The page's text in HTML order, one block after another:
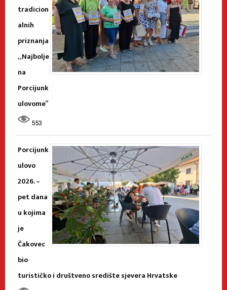
tradicion
alnih
priznanja
„Najbolje
na
Porcijunk
ulovome”
553
Porcijunk
ulovo
2026. –
pet dana
u kojima
je
Čakovec
bio
turističko i društveno središte sjevera Hrvatske